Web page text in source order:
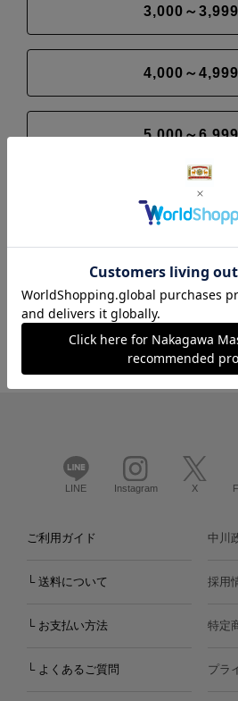
3,000～3,999
4,000～4,999
5,000～
7,000～9,999
LINE Instagram X
ご利用ガイド
└ 送料について
└ お支払い方法
└ よくあるご質問
中川
採用
特定
プラ